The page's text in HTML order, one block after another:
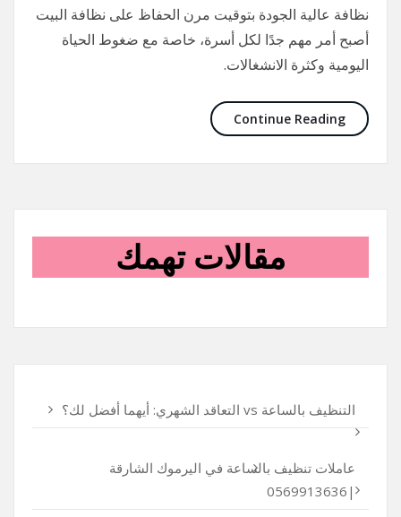
نظافة عالية الجودة بتوقيت مرن الحفاظ على نظافة البيت
أصبح أمر مهم جدًا لكل أسرة، خاصة مع ضغوط الحياة
اليومية وكثرة الانشغالات.
Continue Reading
مقالات تهمك
التنظيف بالساعة vs التعاقد الشهري: أيهما أفضل لك؟
عاملات تنظيف بالساعة في اليرموك الشارقة
|0569913636